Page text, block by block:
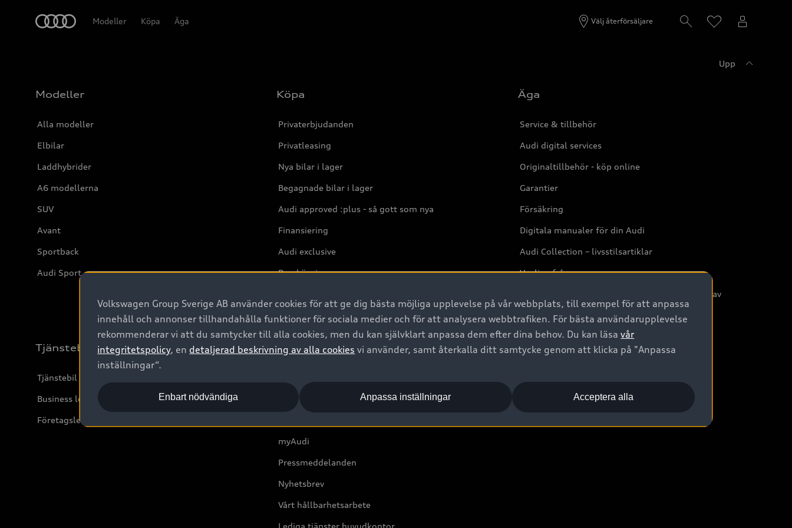
Modeller Köpa Äga Välj återförsäljare
Upp
Modeller
Alla modeller
Elbilar
Laddhybrider
A6 modellerna
SUV
Avant
Sportback
Audi Sport
Köpa
Privaterbjudanden
Privatleasing
Nya bilar i lager
Begagnade bilar i lager
Audi approved :plus - så gott som nya
Finansiering
Audi exclusive
Provkörning
Äga
Service & tillbehör
Audi digital services
Originaltillbehör - köp online
Garantier
Försäkring
Digitala manualer för din Audi
Audi Collection – livsstilsartiklar
Vanliga frågor
2G/3G nätet stängs ned - Hur påverkas min bil av
detta?
Tjänstebil
Tjänstebil
Business lease online
Företagsleasing
Om Audi Sverige
Boka Service online
myAudi
Pressmeddelanden
Nyhetsbrev
Vårt hållbarhetsarbete
Lediga tjänster huvudkontor
Volkswagen Group Sverige AB använder cookies för att ge dig bästa möjliga upplevelse på vår webbplats, till exempel för att anpassa
innehåll och annonser tillhandahålla funktioner för sociala medier och för att analysera webbtrafiken. För bästa användarupplevelse
rekommenderar vi att du samtycker till alla cookies, men du kan självklart anpassa dem efter dina behov. Du kan läsavår
integritetspolicy, en detaljerad beskrivning av alla cookies vi använder, samt återkalla ditt samtycke genom att klicka på "Anpassa
inställningar“.
Acceptera alla
Enbart nödvändiga Anpassa inställningar